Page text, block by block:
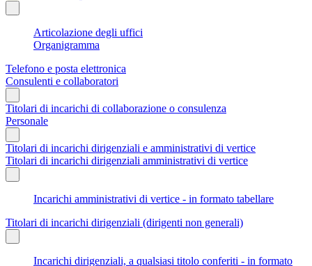
Articolazione degli uffici
Organigramma
Telefono e posta elettronica
Consulenti e collaboratori
Titolari di incarichi di collaborazione o consulenza
Personale
Titolari di incarichi dirigenziali e amministrativi di vertice
Titolari di incarichi dirigenziali amministrativi di vertice
Incarichi amministrativi di vertice - in formato tabellare
Titolari di incarichi dirigenziali (dirigenti non generali)
Incarichi dirigenziali, a qualsiasi titolo conferiti - in formato